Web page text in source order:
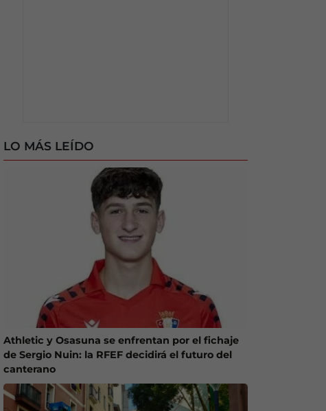
LO MÁS LEÍDO
Athletic y Osasuna se enfrentan por el fichaje
de Sergio Nuin: la RFEF decidirá el futuro del
canterano